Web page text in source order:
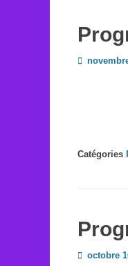
Posted
Catégories
Posted
octobre